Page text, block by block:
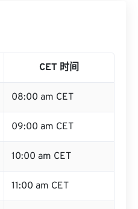
CET 时间
08:00 am CET
09:00 am CET
10:00 am CET
11:00 am CET